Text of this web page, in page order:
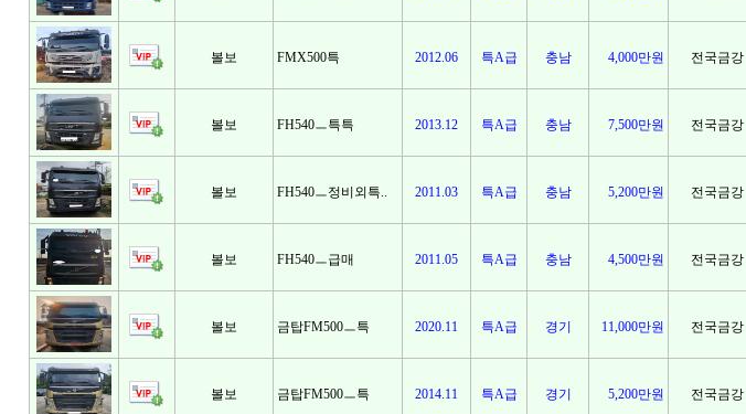
볼보 FMX500특 2012.06 특A급 충남 4,000만원 전국금강
볼보 FH540ㅡ특특 2013.12 특A급 충남 7,500만원 전국금강
볼보 FH540ㅡ정비외특.. 2011.03 특A급 충남 5,200만원 전국금강
볼보 FH540ㅡ급매 2011.05 특A급 충남 4,500만원 전국금강
볼보 금탑FM500ㅡ특 2020.11 특A급 경기 11,000만원 전국금강
볼보 금탑FM500ㅡ특 2014.11 특A급 경기 5,200만원 전국금강